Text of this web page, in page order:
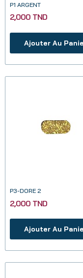
P1 ARGENT
2,000 TND
Ajouter Au
P3-DORE 2
2,000 TND
Ajouter Au